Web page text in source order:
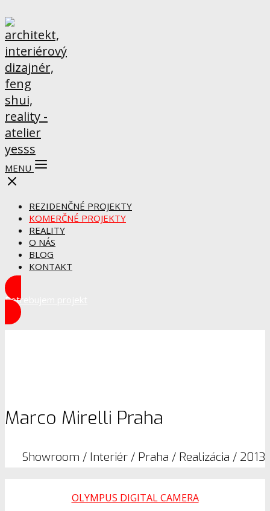
MENU
REZIDENČNÉ PROJEKTY
KOMERČNÉ PROJEKTY
REALITY
O NÁS
BLOG
KONTAKT
Potrebujem projekt
Marco Mirelli Praha
Showroom / Interiér / Praha / Realizácia / 2013
OLYMPUS DIGITAL CAMERA